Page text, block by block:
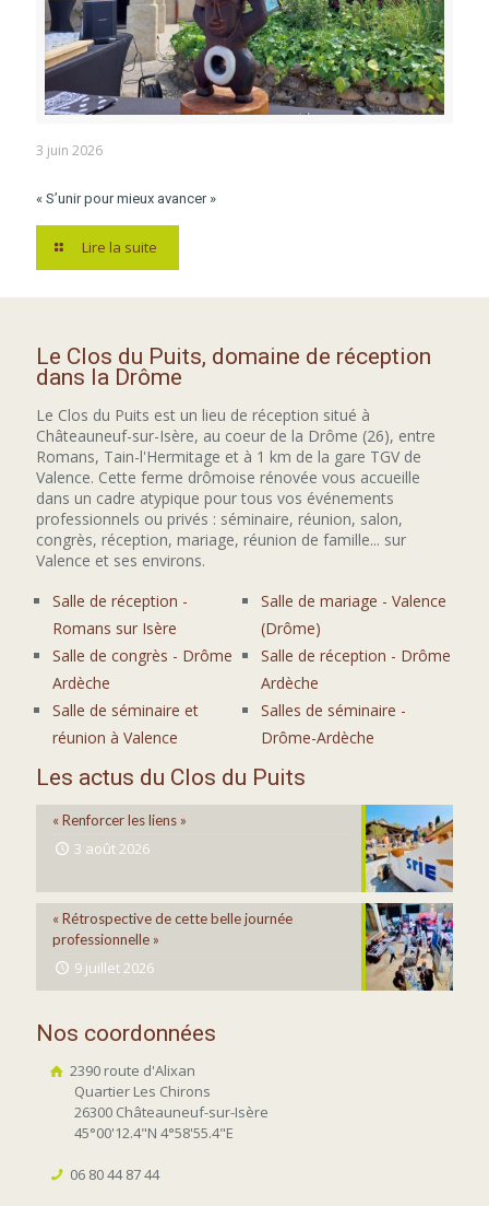
3 juin 2026
« S’unir pour mieux avancer »
Lire la suite
Le Clos du Puits, domaine de réception
dans la Drôme
Le Clos du Puits est un lieu de réception situé à
Châteauneuf-sur-Isère, au coeur de la Drôme (26), entre
Romans, Tain-l'Hermitage et à 1 km de la gare TGV de
Valence. Cette ferme drômoise rénovée vous accueille
dans un cadre atypique pour tous vos événements
professionnels ou privés : séminaire, réunion, salon,
congrès, réception, mariage, réunion de famille... sur
Valence et ses environs.
Salle de réception -
Romans sur Isère
Salle de congrès - Drôme
Ardèche
Salle de séminaire et
réunion à Valence
Salle de mariage - Valence
(Drôme)
Salle de réception - Drôme
Ardèche
Salles de séminaire -
Drôme-Ardèche
Les actus du Clos du Puits
« Renforcer les liens »
3 août 2026
« Rétrospective de cette belle journée
professionnelle »
9 juillet 2026
Nos coordonnées
2390 route d'Alixan
Quartier Les Chirons
26300 Châteauneuf-sur-Isère
45°00'12.4"N 4°58'55.4"E
06 80 44 87 44